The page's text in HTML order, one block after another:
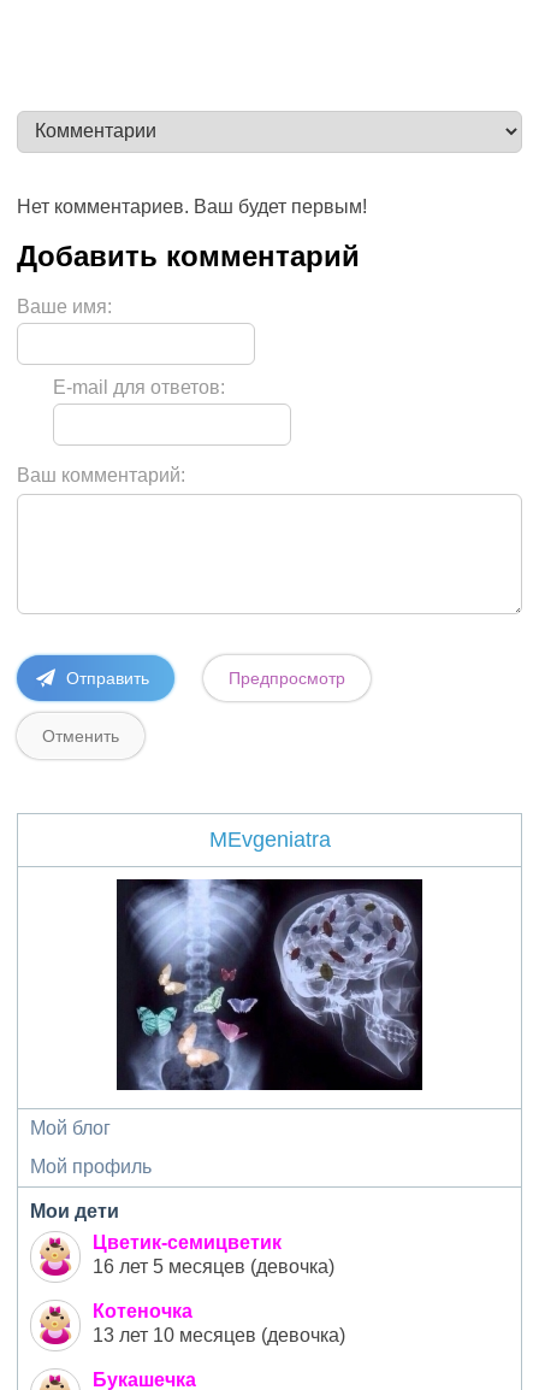
Нет комментариев. Ваш будет первым!
Ваше имя:
E-mail для ответов:
Ваш комментарий:
MEvgeniatra
Мой блог
Мой профиль
Мои дети
Цветик-семицветик
16 лет 5 месяцев (девочка)
Котеночка
13 лет 10 месяцев (девочка)
Букашечка